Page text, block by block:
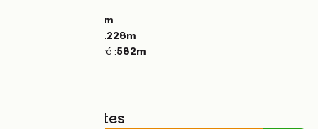
699m
Point le plus bas :228m
Point le plus élevé :582m
Types de routes